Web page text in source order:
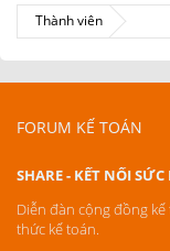
Thành viên
FORUM KẾ TOÁN
SHARE - KẾT NỐI
Diễn đàn cộng đồng
thức kế toán.